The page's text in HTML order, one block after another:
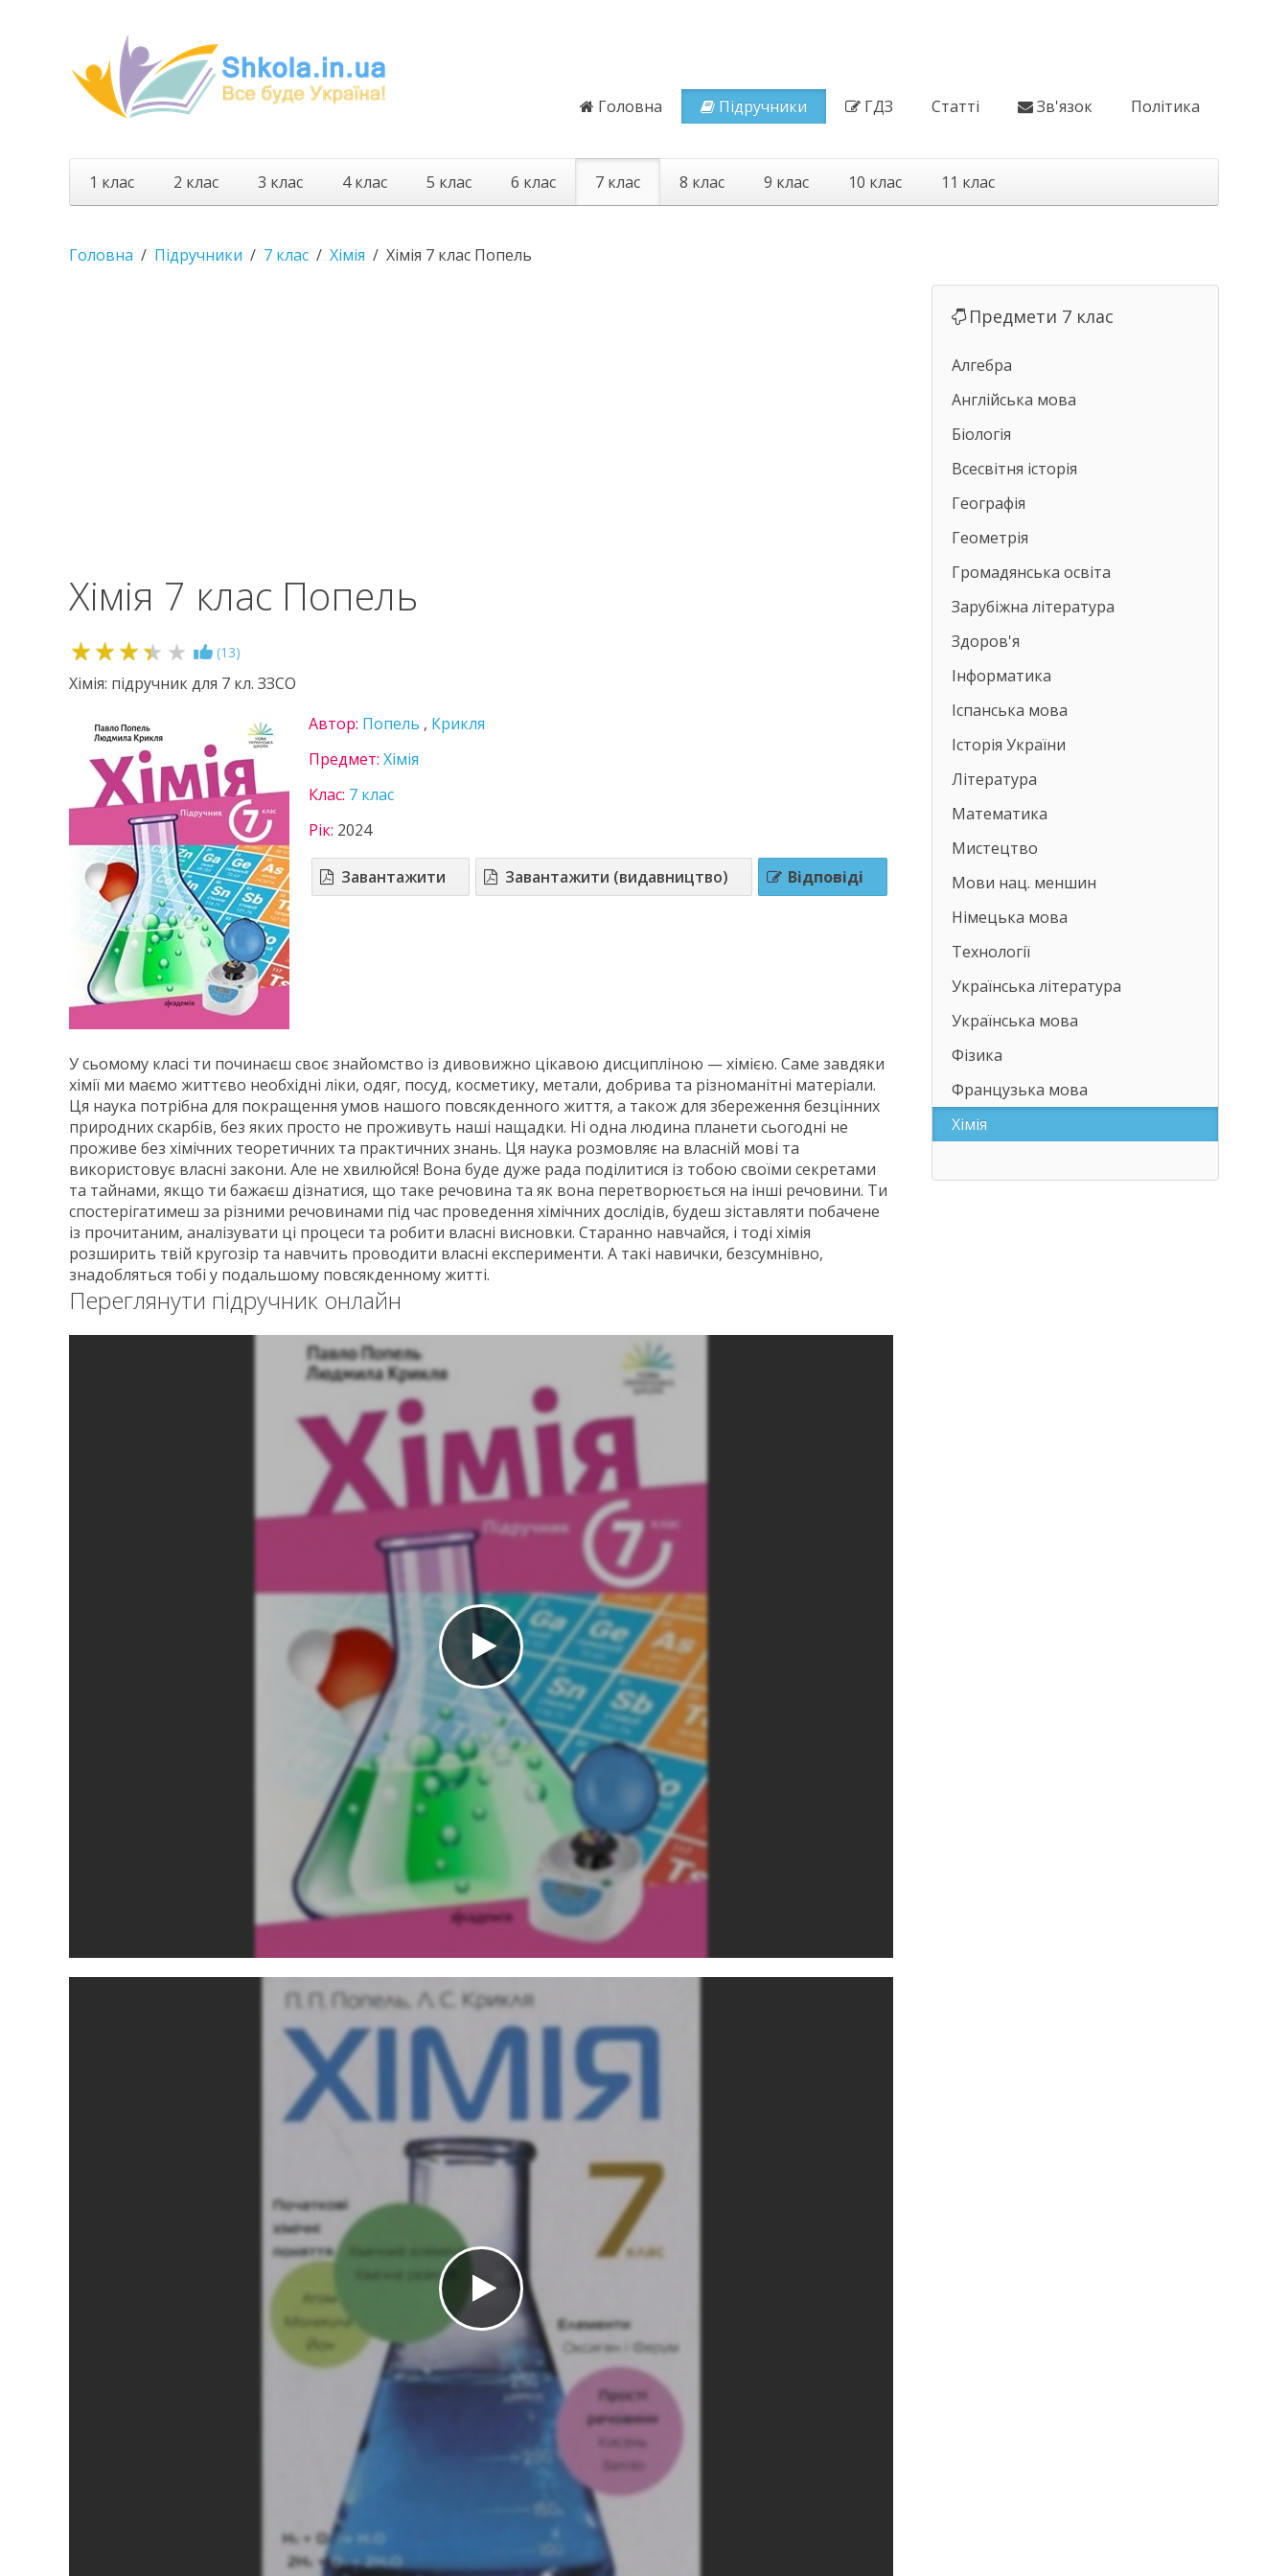
Головна Підручники ГДЗ Статті Зв'язок Політика
1 клас 2 клас 3 клас 4 клас 5 клас 6 клас 7 клас 8 клас 9 клас 10 клас 11 клас
Головна Підручники 7 клас Хімія Хімія 7 клас Попель
Хімія 7 клас Попель
3.4 (13)
Хімія: підручник для 7 кл. ЗЗСО
Автор: Попель , Крикля
Предмет: Хімія
Клас: 7 клас
Рік: 2024
Завантажити Завантажити (видавництво) Відповіді
У сьомому класі ти починаєш своє знайомство із дивовижно цікавою дисципліною — хімією. Саме завдяки
хімії ми маємо життєво необхідні ліки, одяг, посуд, косметику, метали, добрива та різноманітні матеріали.
Ця наука потрібна для покращення умов нашого повсякденного життя, а також для збереження безцінних
природних скарбів, без яких просто не проживуть наші нащадки. Ні одна людина планети сьогодні не
проживе без хімічних теоретичних та практичних знань. Ця наука розмовляє на власній мові та
використовує власні закони. Але не хвилюйся! Вона буде дуже рада поділитися із тобою своїми секретами
та тайнами, якщо ти бажаєш дізнатися, що таке речовина та як вона перетворюється на інші речовини. Ти
спостерігатимеш за різними речовинами під час проведення хімічних дослідів, будеш зіставляти побачене
із прочитаним, аналізувати ці процеси та робити власні висновки. Старанно навчайся, і тоді хімія
розширить твій кругозір та навчить проводити власні експерименти. А такі навички, безсумнівно,
знадобляться тобі у подальшому повсякденному житті.
Переглянути підручник онлайн
Предмети 7 клас
Алгебра
Англійська мова
Біологія
Всесвітня історія
Географія
Геометрія
Громадянська освіта
Зарубіжна література
Здоров'я
Інформатика
Іспанська мова
Історія України
Література
Математика
Мистецтво
Мови нац. меншин
Німецька мова
Технології
Українська література
Українська мова
Фізика
Французька мова
Хімія